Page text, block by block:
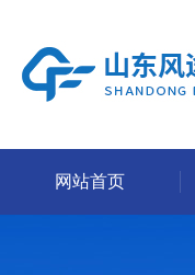
网站首页